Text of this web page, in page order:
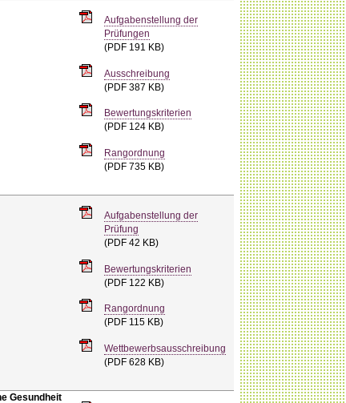
Aufgabenstellung der
Prüfungen
(PDF 191 KB)
Ausschreibung
(PDF 387 KB)
Bewertungskriterien
(PDF 124 KB)
Rangordnung
(PDF 735 KB)
Aufgabenstellung der
Prüfung
(PDF 42 KB)
Bewertungskriterien
(PDF 122 KB)
Rangordnung
(PDF 115 KB)
Wettbewerbsausschreibung
(PDF 628 KB)
Gesundheit